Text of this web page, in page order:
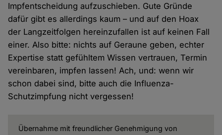
Impfentscheidung aufzuschieben. Gute Gründe
dafür gibt es allerdings kaum – und auf den Hoax
der Langzeitfolgen hereinzufallen ist auf keinen Fall
einer. Also bitte: nichts auf Geraune geben, echter
Expertise statt gefühltem Wissen vertrauen, Termin
vereinbaren, impfen lassen! Ach, und: wenn wir
schon dabei sind, bitte auch die Influenza-
Schutzimpfung nicht vergessen!
Übernahme mit freundlicher Genehmigung von